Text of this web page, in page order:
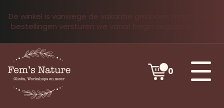
De winkel is vanwege de vakantie gesloten, maar online
bestellingen versturen we vanaf begin augustus weer.
0